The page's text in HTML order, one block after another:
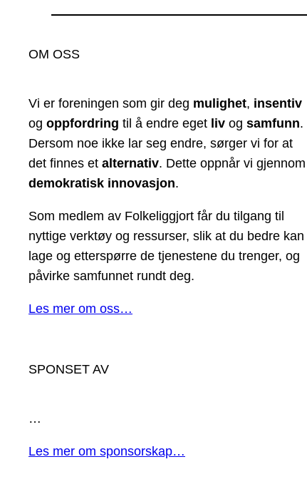
OM OSS
Vi er foreningen som gir deg mulighet, insentiv
og oppfordring til å endre eget liv og samfunn.
Dersom noe ikke lar seg endre, sørger vi for at
det finnes et alternativ. Dette oppnår vi gjennom
demokratisk innovasjon.
Som medlem av Folkeliggjort får du tilgang til
nyttige verktøy og ressurser, slik at du bedre kan
lage og etterspørre de tjenestene du trenger, og
påvirke samfunnet rundt deg.
Les mer om oss…
SPONSET AV
…
Les mer om sponsorskap…